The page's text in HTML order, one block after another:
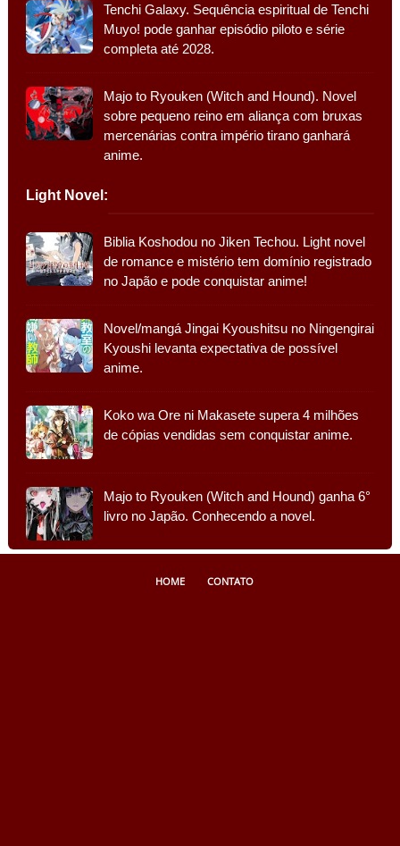
Tenchi Galaxy. Sequência espiritual de Tenchi
Muyo! pode ganhar episódio piloto e série
completa até 2028.
Majo to Ryouken (Witch and Hound). Novel
sobre pequeno reino em aliança com bruxas
mercenárias contra império tirano ganhará
anime.
Light Novel:
Biblia Koshodou no Jiken Techou. Light novel
de romance e mistério tem domínio registrado
no Japão e pode conquistar anime!
Novel/mangá Jingai Kyoushitsu no Ningengirai
Kyoushi levanta expectativa de possível
anime.
Koko wa Ore ni Makasete supera 4 milhões
de cópias vendidas sem conquistar anime.
Majo to Ryouken (Witch and Hound) ganha 6°
livro no Japão. Conhecendo a novel.
HOME CONTATO